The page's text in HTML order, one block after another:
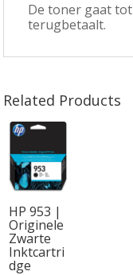
De toner gaat tot
terugbetaalt.
Related Products
HP 953 |
Originele
Zwarte
Inktcartri
dge